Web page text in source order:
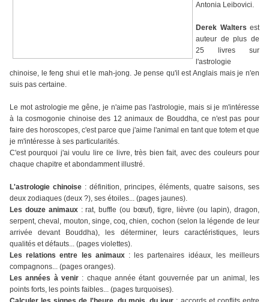
Antonia Leibovici.
Derek Walters est
auteur de plus de
25 livres sur
l'astrologie
chinoise, le feng shui et le mah-jong. Je pense qu'il est Anglais mais je n'en
suis pas certaine.
Le mot astrologie me gêne, je n'aime pas l'astrologie, mais si je m'intéresse
à la cosmogonie chinoise des 12 animaux de Bouddha, ce n'est pas pour
faire des horoscopes, c'est parce que j'aime l'animal en tant que totem et que
je m'intéresse à ses particularités.
C'est pourquoi j'ai voulu lire ce livre, très bien fait, avec des couleurs pour
chaque chapitre et abondamment illustré.
L'astrologie chinoise : définition, principes, éléments, quatre saisons, ses
deux zodiaques (deux ?), ses étoiles... (pages jaunes).
Les douze animaux: rat, buffle (ou bœuf), tigre, lièvre (ou lapin), dragon,
serpent, cheval, mouton, singe, coq, chien, cochon (selon la légende de leur
arrivée devant Bouddha), les déterminer, leurs caractéristiques, leurs
qualités et défauts... (pages violettes).
Les relations entre les animaux: les partenaires idéaux, les meilleurs
compagnons... (pages oranges).
Les années à venir : chaque année étant gouvernée par un animal, les
points forts, les points faibles... (pages turquoises).